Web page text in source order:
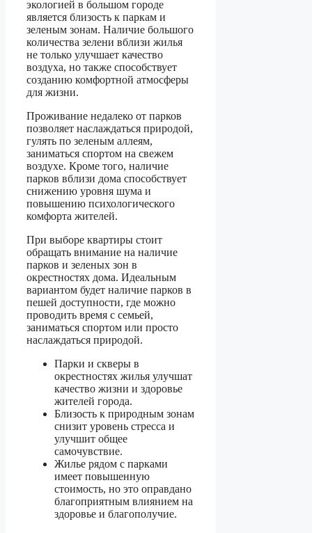
экологией в большом городе
является близость к паркам и
зеленым зонам. Наличие большого
количества зелени вблизи жилья
не только улучшает качество
воздуха, но также способствует
созданию комфортной атмосферы
для жизни.
Проживание недалеко от парков
позволяет наслаждаться природой,
гулять по зеленым аллеям,
заниматься спортом на свежем
воздухе. Кроме того, наличие
парков вблизи дома способствует
снижению уровня шума и
повышению психологического
комфорта жителей.
При выборе квартиры стоит
обращать внимание на наличие
парков и зеленых зон в
окрестностях дома. Идеальным
вариантом будет наличие парков в
пешей доступности, где можно
проводить время с семьей,
заниматься спортом или просто
наслаждаться природой.
Парки и скверы в
окрестностях жилья улучшат
качество жизни и здоровье
жителей города.
Близость к природным зонам
снизит уровень стресса и
улучшит общее
самочувствие.
Жилье рядом с парками
имеет повышенную
стоимость, но это оправдано
благоприятным влиянием на
здоровье и благополучие.